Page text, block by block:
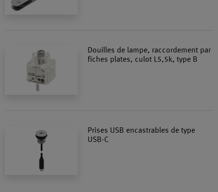
Douilles de lampe, raccordement par
fiches plates, culot L5,5k, type B
Prises USB encastrables de type
USB-C